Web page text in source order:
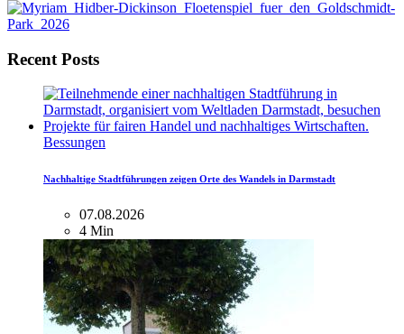
Recent Posts
Bessungen
Nachhaltige Stadtführungen zeigen Orte des Wandels in Darmstadt
07.08.2026
4 Min